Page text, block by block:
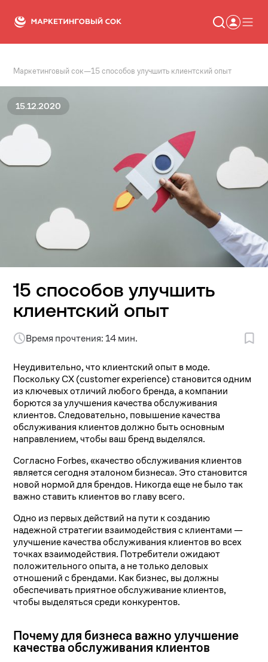
Статьи
Новости
Маркетинговый сок—15 способов улучшить клиентский опыт
15.12.2020
15 способов улучшить
клиентский опыт
Время прочтения: 14 мин.
Неудивительно, что клиентский опыт в моде.
Поскольку CX (customer experience) становится одним
из ключевых отличий любого бренда, а компании
борются за улучшения качества обслуживания
клиентов. Следовательно, повышение качества
обслуживания клиентов должно быть основным
направлением, чтобы ваш бренд выделялся.
Согласно Forbes, «качество обслуживания клиентов
является сегодня эталоном бизнеса». Это становится
новой нормой для брендов. Никогда еще не было так
важно ставить клиентов во главу всего.
Одно из первых действий на пути к созданию
надежной стратегии взаимодействия с клиентами —
улучшение качества обслуживания клиентов во всех
точках взаимодействия. Потребители ожидают
положительного опыта, а не только деловых
отношений с брендами. Как бизнес, вы должны
обеспечивать приятное обслуживание клиентов,
чтобы выделяться среди конкурентов.
Почему для бизнеса важно улучшение
качества обслуживания клиентов